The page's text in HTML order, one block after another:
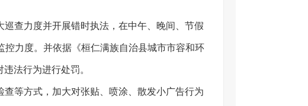
查力度并开展错时执法，在中午、晚间、节假
力度。并依据《桓仁满族自治县城市市容和环
法行为进行处罚。
等方式，加大对张贴、喷涂、散发小广告行为